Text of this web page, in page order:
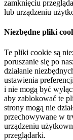
zamknięciu
lub urządzeniu
Niezbędne pliki
Te pliki cookie są
poruszanie się po
działanie
ustawienia
i nie mogą być
aby zablokować te
strony mogą nie
przechowywane w
urządzeniu
przeglądarki.